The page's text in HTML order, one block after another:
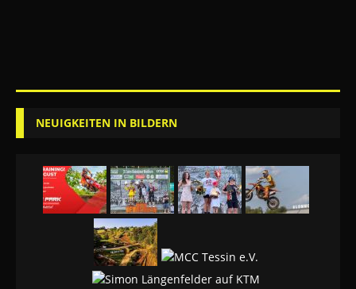
NEUIGKEITEN IN BILDERN